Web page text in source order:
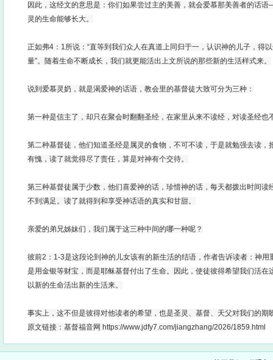
因此，这经文的意思是：你们如果尝过主的美善，就会爱慕那美善者的话
灵的生命能够长大。
正如弗4：1所说：“直等到我们众人在真道上同归于一，认识神的儿子，得
量”。随着生命不断成长，我们就更能活出上文所说的那些新的生活样式来。
说到爱慕灵奶，就是渴爱神的话语，教会里的基督徒大致可分为三种：
第一种是信主了，却只在聚会时翻翻圣经，在家里从来不读经，对读圣经也
第二种基督徒，他们知道圣经是属灵的食物，不可不读，于是就勉强去读，
有愧，读了就觉得尽了责任，算是对神有个交待。
第三种基督徒属于少数，他们喜爱神的话，珍惜神的话，每天都拨出时间读
不到满足。读了就得到和享受神话语的真实和甘甜。
亲爱的弟兄姊妹们，我们属于这三种中间的哪一种呢？
彼前2：1-3是这段论到神的儿女该有的新生活的结语，作者告诉读者：神用
是用金银等财宝，而是耶稣基督付出了生命。因此，使徒彼得希望我们活在
以新的生命活出新的生活来。
事实上，这不但是彼得对他读者的希望，也是圣灵、基督、天父对我们的期
原文链接：基督福音网 https://www.jdfy7.com/jiangzhang/2026/1859.html